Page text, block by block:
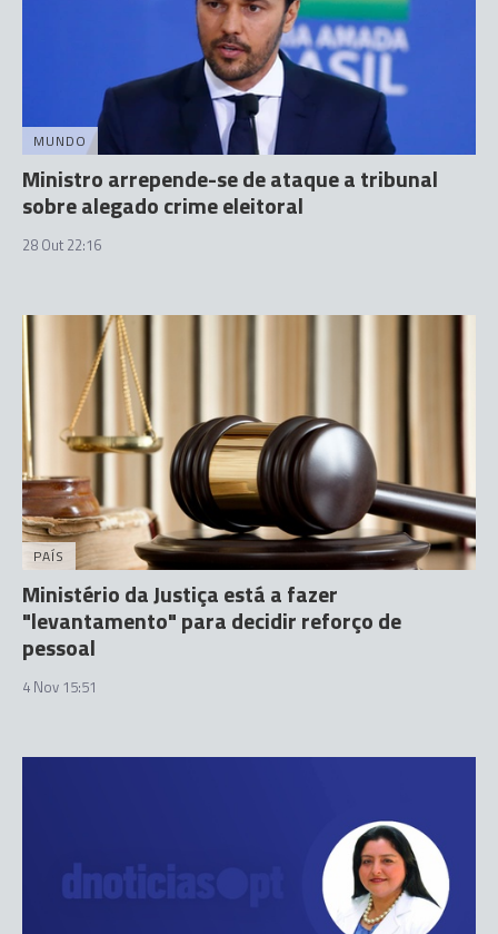
MUNDO
Ministro arrepende-se de ataque a tribunal
sobre alegado crime eleitoral
28 Out 22:16
PAÍS
Ministério da Justiça está a fazer
"levantamento" para decidir reforço de
pessoal
4 Nov 15:51